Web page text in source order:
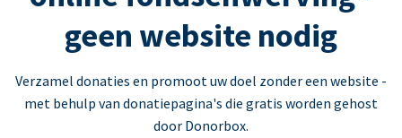
geen website nodig
Verzamel donaties en promoot uw doel zonder een website -
met behulp van donatiepagina's die gratis worden gehost
door Donorbox.